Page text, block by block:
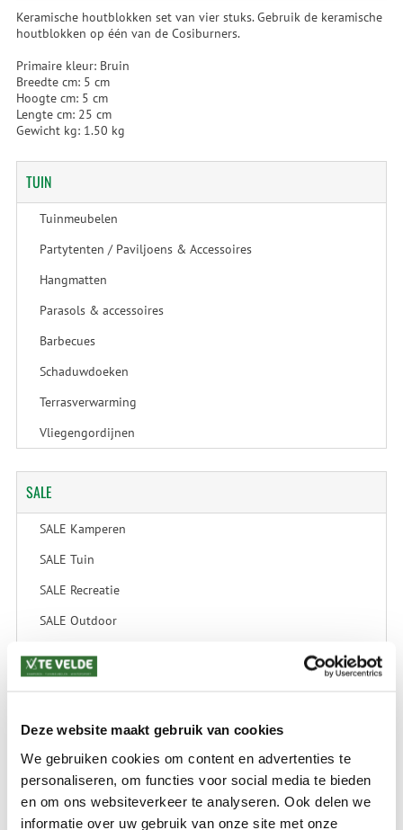
Deze website maakt gebruik van cookies
We gebruiken cookies om content en advertenties te
personaliseren, om functies voor social media te bieden
en om ons websiteverkeer te analyseren. Ook delen we
informatie over uw gebruik van onze site met onze
Keramische houtblokken set van vier stuks. Gebruik de keramische
houtblokken op één van de Cosiburners.
Primaire kleur: Bruin
Breedte cm: 5 cm
Hoogte cm: 5 cm
Lengte cm: 25 cm
Gewicht kg: 1.50 kg
TUIN
Tuinmeubelen
Partytenten / Paviljoens & Accessoires
Hangmatten
Parasols & accessoires
Barbecues
Schaduwdoeken
Terrasverwarming
Vliegengordijnen
SALE
SALE Kamperen
SALE Tuin
SALE Recreatie
SALE Outdoor
SALE Schaatsen
VERZENDKOSTEN: € 8,99
GEEN VERZENDKOSTEN BOVEN € 175,-
(bij verzending via Pakketdienst tot 10 kg)*
Levertijd: 2-4 werkdagen